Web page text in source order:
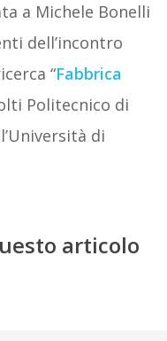
a Michele Bonelli
dell’incontro
“Fabbrica
Politecnico di
di
articolo